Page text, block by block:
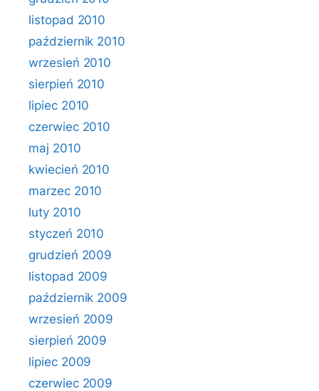
listopad 2010
październik 2010
wrzesień 2010
sierpień 2010
lipiec 2010
czerwiec 2010
maj 2010
kwiecień 2010
marzec 2010
luty 2010
styczeń 2010
grudzień 2009
listopad 2009
październik 2009
wrzesień 2009
sierpień 2009
lipiec 2009
czerwiec 2009